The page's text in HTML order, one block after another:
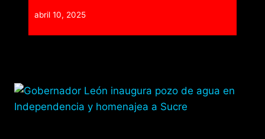
abril 10, 2025